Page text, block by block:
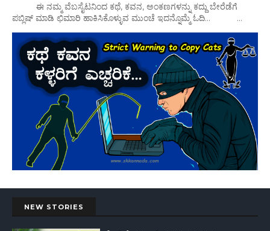
ಈ ನಮ್ಮ ವೆಬಸೈಟನಿಂದ ಕಥೆ, ಕವನ, ಅಂಕಣಗಳನ್ನು ಕದ್ದು ಬೇರೆಡೆಗೆ
ಪಬ್ಲಿಷ್ ಮಾಡಿ ಛಿಮಾರಿ ಹಾಕಿಸಿಕೊಳ್ಳುವ ಮುಂಚೆ ಇದನ್ನೊಮ್ಮೆ ಓದಿ... ...
NEW STORIES